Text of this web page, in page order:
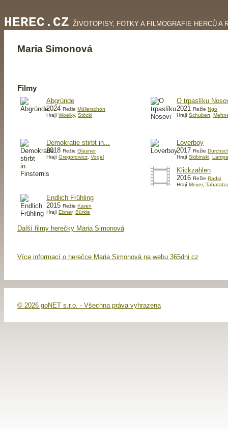
HEREC.CZ ŽIVOTOPISY, FOTKY A FILMOGRAFIE HERCŮ A
Maria Simonová
Filmy
Abgründe
2024RežieMüllerschön
HrajíWoelky,Stöckl
O trpaslíku
2021RežieNgo
HrajíSchubert ,
Demokratie stirbt in...
2018RežieGlasner
HrajíGregorowicz,Vogel
Loverboy
2017Režie
HrajíSkibinski,
Klickzahlen
2016RežieRadsi
HrajíMeyer,
Endlich Frühling
2015RežieKaren
HrajíEbner,Bürkle
Další filmy herečky Maria Simonová
Více informací o herečce Maria Simonová na webu 365dni.cz
© 2026 goNET s.r.o. - Všechna práva vyhrazena